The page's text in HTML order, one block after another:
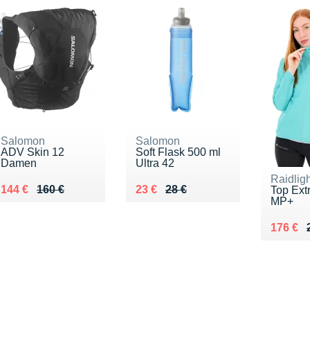
Salomon
ADV Skin 12
Damen
160 €
Au lieu de 160 €
144 €
Vendu 144 €
Salomon
Soft Flask 500 ml
Ultra 42
28 €
Au lieu de 28 €
23 €
Vendu 23 €
Top
MP+
Au lieu
176 €
Vendu